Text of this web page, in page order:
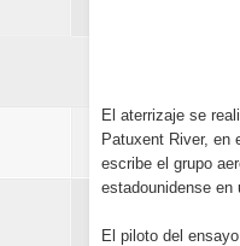
El aterrizaje se
Patuxent River, en
escribe el grupo
estadounidense en
El piloto del